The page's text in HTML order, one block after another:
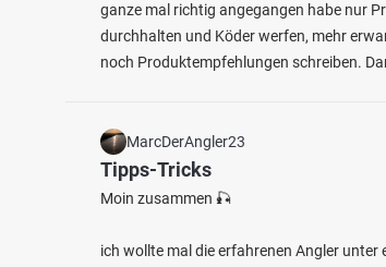
ganze mal richtig angegangen habe nur
durchhalten und Köder werfen, mehr
noch Produktempfehlungen schreiben.
MarcDerAngler23
Tipps-Tricks
Moin zusammen 🎣
ich wollte mal die erfahrenen Angler